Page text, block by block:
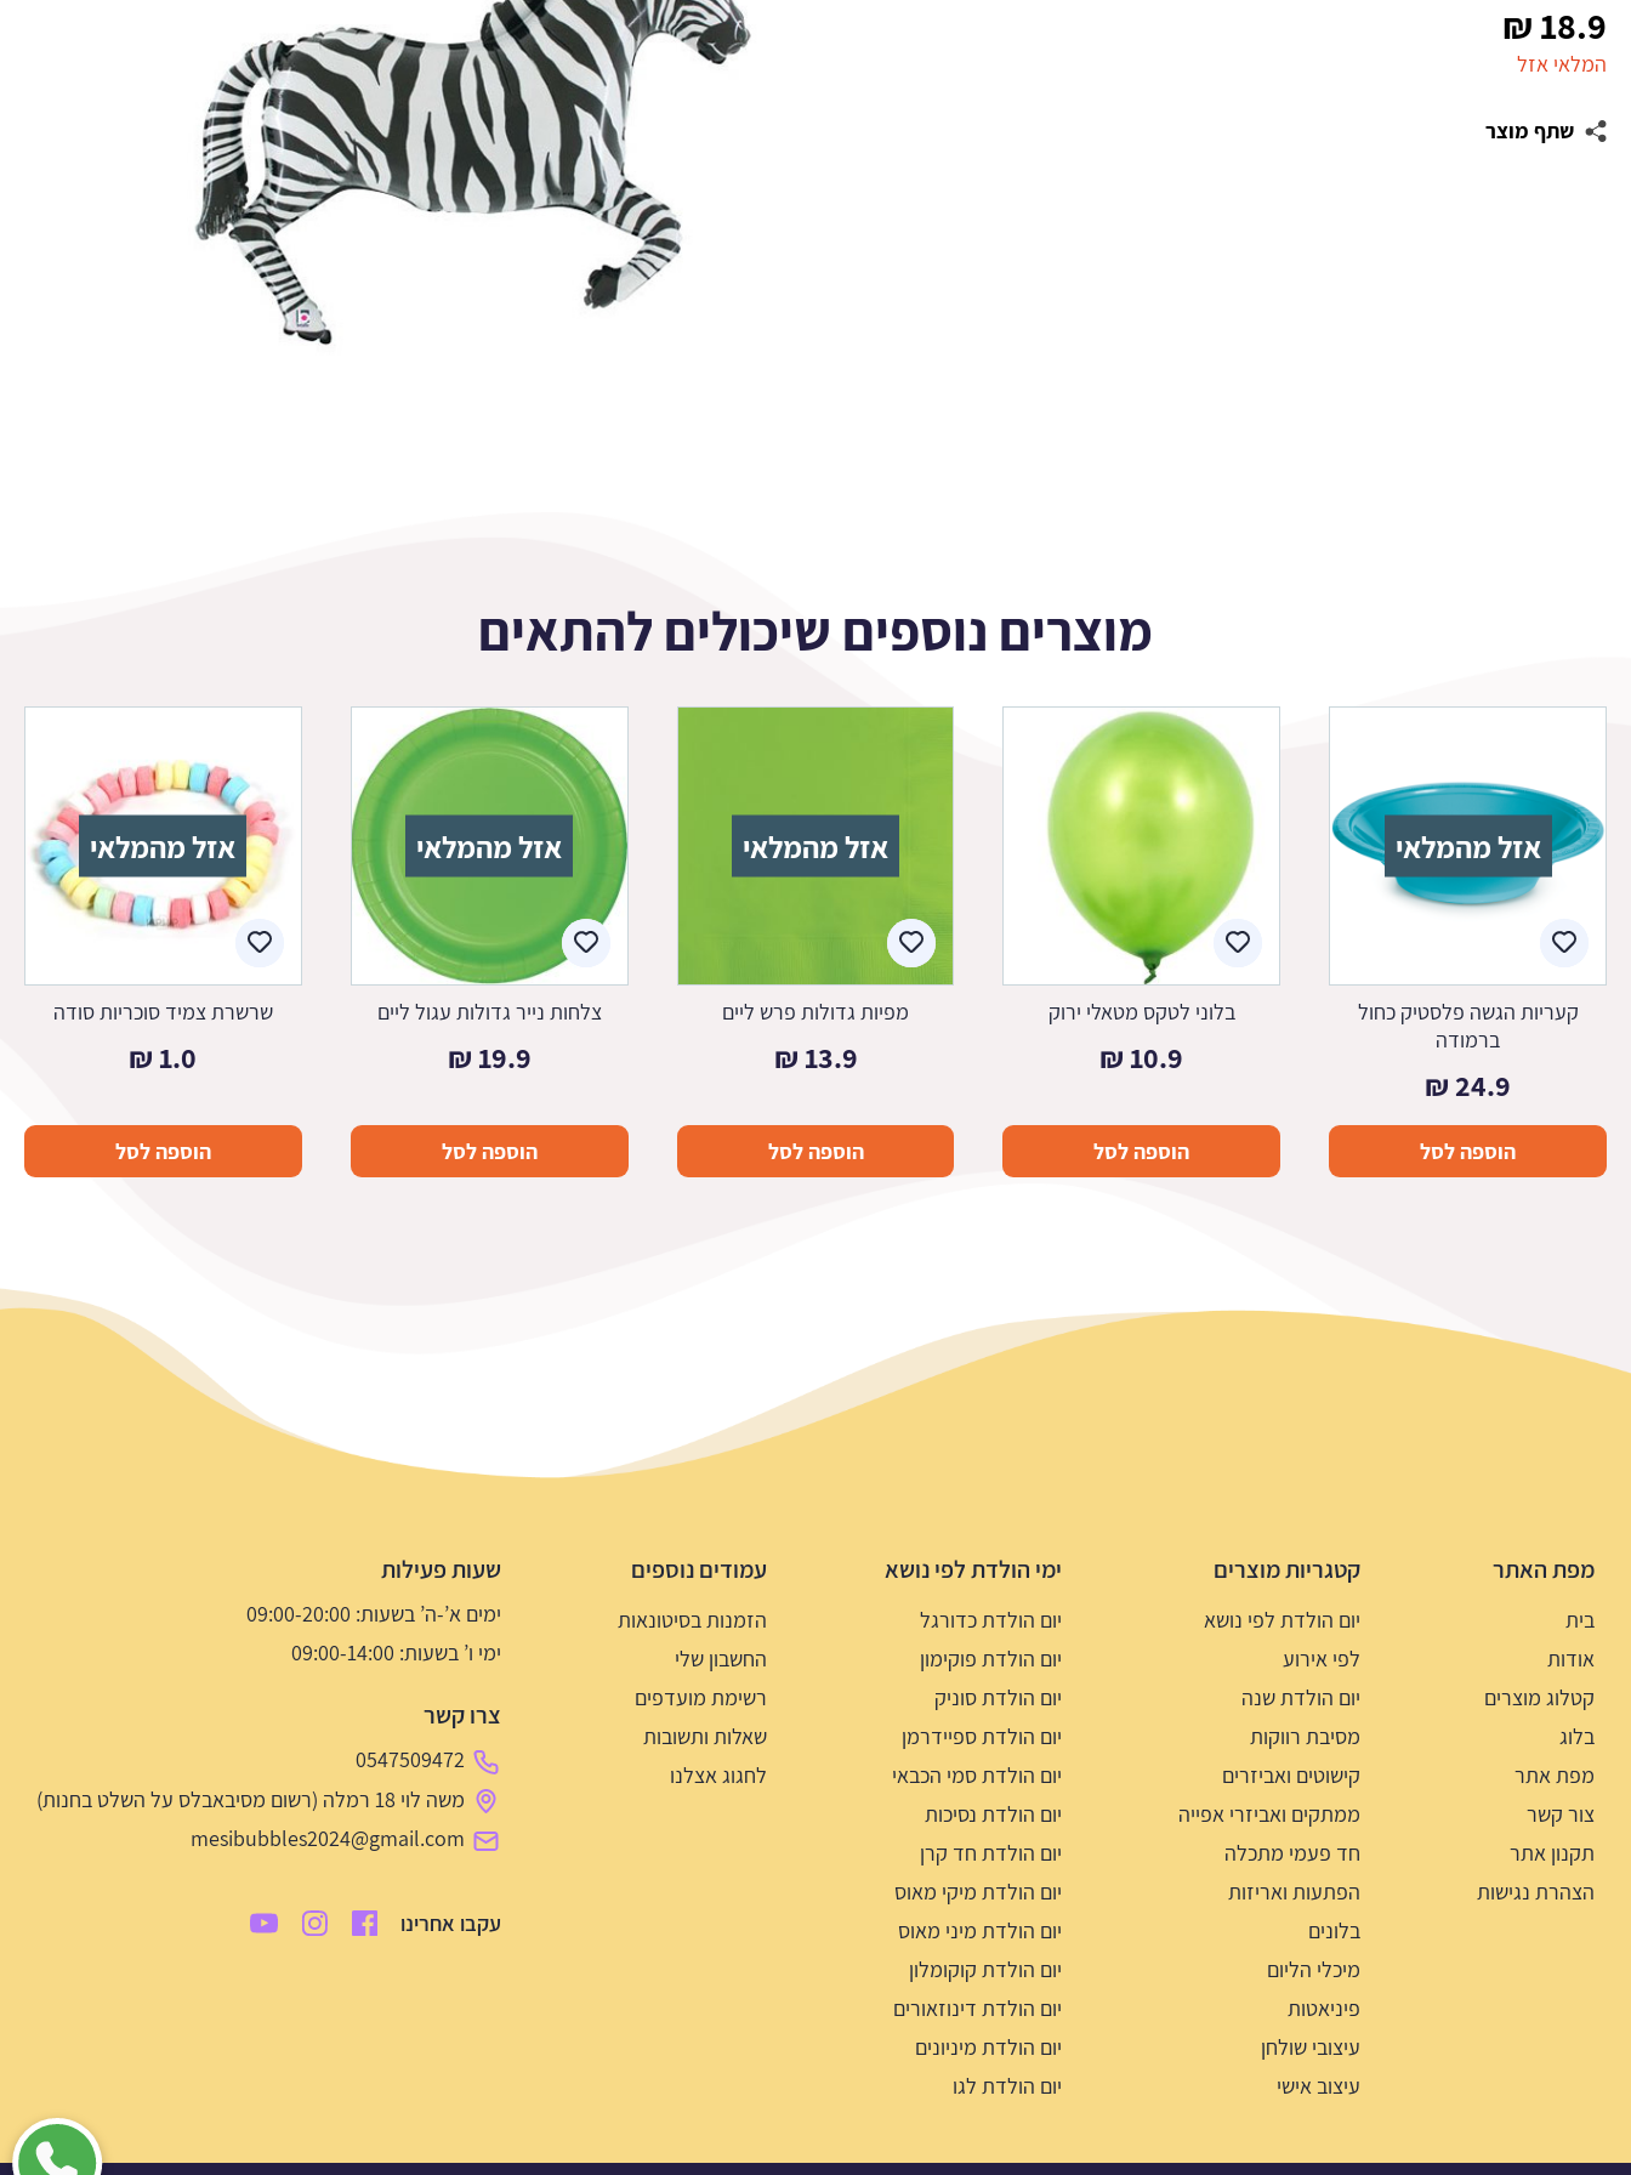
18.9
₪
המלאי אזל
שתף מוצר
מוצרים נוספים שיכולים להתאים
אזל מהמלאי
קעריות הגשה פלסטיק כחול
ברמודה
24.9
₪
הוספה לסל
בלוני לטקס מטאלי ירוק
10.9
₪
הוספה לסל
אזל מהמלאי
מפיות גדולות פרש ליים
13.9
₪
הוספה לסל
אזל מהמלאי
צלחות נייר גדולות עגול ליים
19.9
₪
הוספה לסל
אזל מהמלאי
שרשרת צמיד סוכריות סודה
1.0
₪
הוספה לסל
מפת האתר
בית
אודות
קטלוג מוצרים
בלוג
מפת אתר
צור קשר
תקנון אתר
הצהרת נגישות
קטגריות מוצרים
יום הולדת לפי נושא
לפי אירוע
יום הולדת שנה
מסיבת רווקות
קישוטים ואביזרים
ממתקים ואביזרי אפייה
חד פעמי מתכלה
הפתעות ואריזות
בלונים
מיכלי הליום
פיניאטות
עיצובי שולחן
עיצוב אישי
ימי הולדת לפי נושא
יום הולדת כדורגל
יום הולדת פוקימון
יום הולדת סוניק
יום הולדת ספיידרמן
יום הולדת סמי הכבאי
יום הולדת נסיכות
יום הולדת חד קרן
יום הולדת מיקי מאוס
יום הולדת מיני מאוס
יום הולדת קוקומלון
יום הולדת דינוזאורים
יום הולדת מיניונים
יום הולדת לגו
עמודים נוספים
הזמנות בסיטונאות
החשבון שלי
רשימת מועדפים
שאלות ותשובות
לחגוג אצלנו
שעות פעילות
ימים א’-ה’ בשעות: 09:00-20:00
ימי ו’ בשעות: 09:00-14:00
צרו קשר
0547509472
משה לוי 18 רמלה (רשום מסיבאבלס על השלט בחנות)
mesibubbles2024@gmail.com
עקבו אחרינו